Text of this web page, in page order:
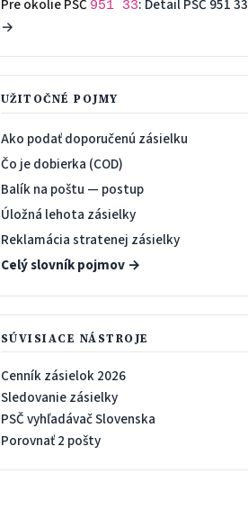
Pre okolie PSČ 951 33: Detail PSČ 951 33
→
UŽITOČNÉ POJMY
Ako podať doporučenú zásielku
Čo je dobierka (COD)
Balík na poštu — postup
Úložná lehota zásielky
Reklamácia stratenej zásielky
Celý slovník pojmov →
SÚVISIACE NÁSTROJE
Cenník zásielok 2026
Sledovanie zásielky
PSČ vyhľadávač Slovenska
Porovnať 2 pošty